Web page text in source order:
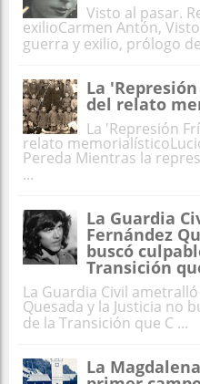
Visto al pasar.
exilioCarmen Antón,
guerra y exilio, prólogo
La
del relato
La 'Represión
relato
Pereda Mientras la
...
La Guardia
Fernández
buscó
Transición
La Guardia Civil
Quesada y la Justicia no
de la Transición que C ...
La